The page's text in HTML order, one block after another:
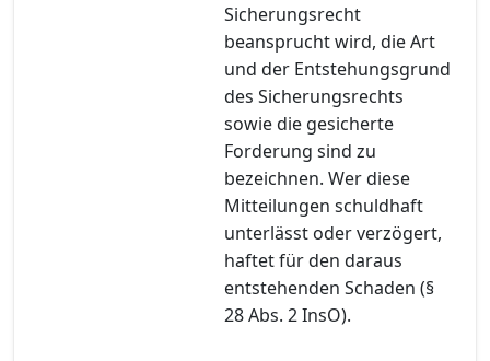
Sicherungsrecht
beansprucht wird, die Art
und der Entstehungsgrund
des Sicherungsrechts
sowie die gesicherte
Forderung sind zu
bezeichnen. Wer diese
Mitteilungen schuldhaft
unterlässt oder verzögert,
haftet für den daraus
entstehenden Schaden (§
28 Abs. 2 InsO).